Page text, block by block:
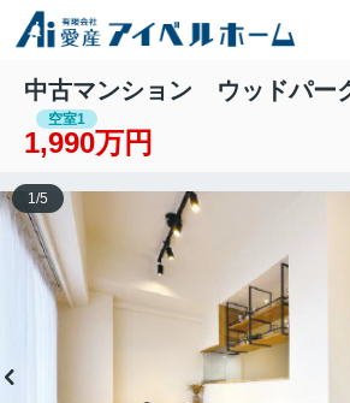
中古マンション ウッドパー
空室1
1,990万円
1/5